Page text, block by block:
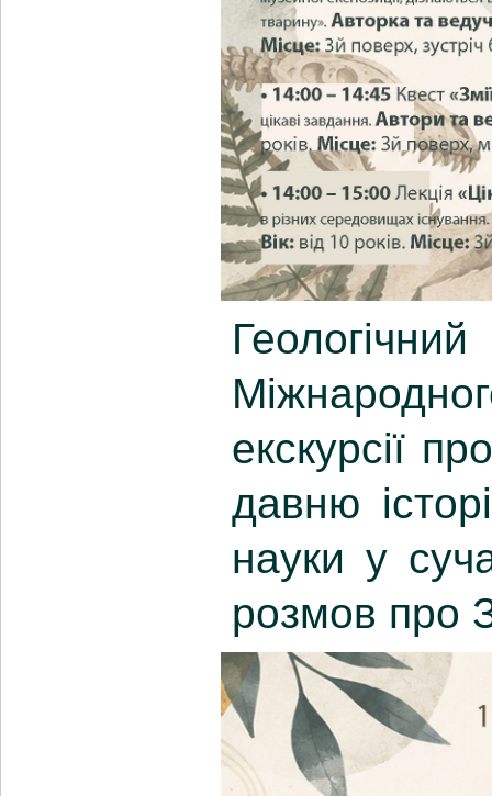
екскурсії
давню
науки у
розмов про